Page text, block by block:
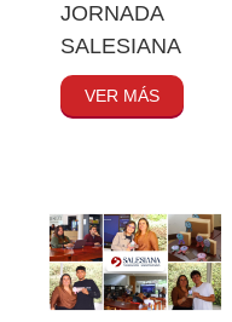
JORNADA
SALESIANA
VER MÁS